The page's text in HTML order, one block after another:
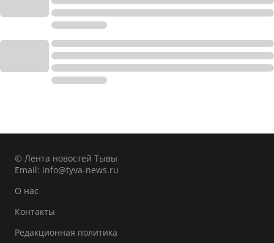
© Лента новостей Тывы
Email: info@tyva-news.ru
О нас
Контакты
Редакционная политика